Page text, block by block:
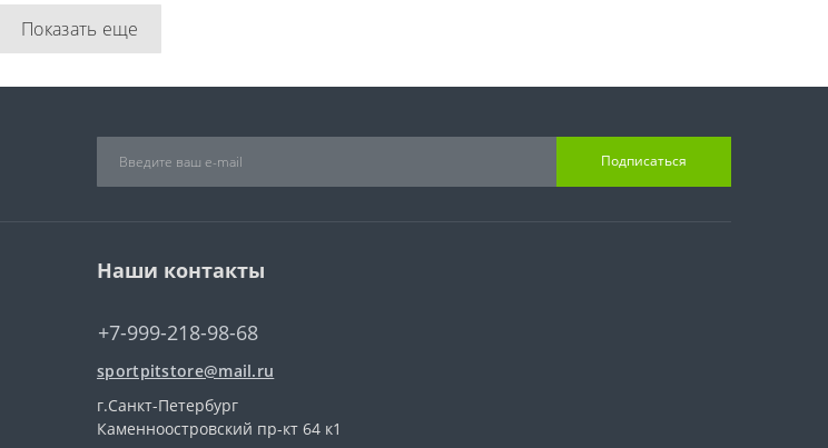
Показать еще
Подписаться
Наши контакты
+7-999-218-98-68
sportpitstore@mail.ru
г.Санкт-Петербург
Каменноостровский пр-кт 64 к1